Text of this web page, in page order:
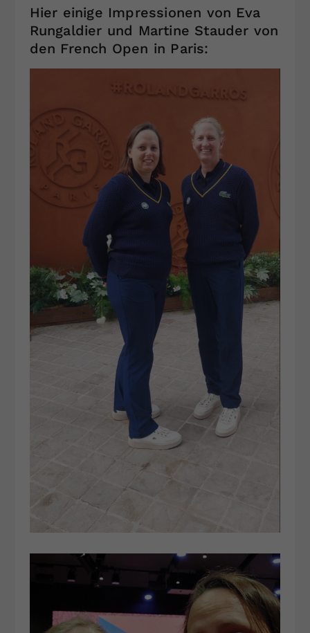
Hier einige Impressionen von Eva
Rungaldier und Martine Stauder von
den French Open in Paris: